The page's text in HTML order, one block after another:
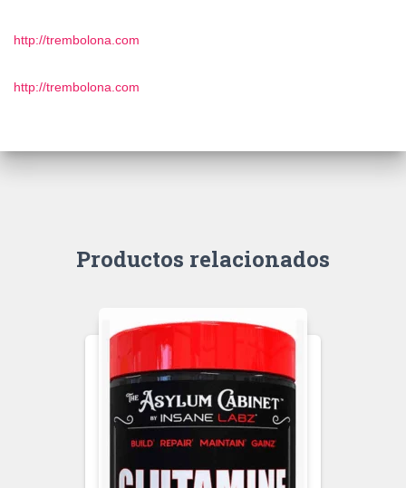
http://trembolona.com
http://trembolona.com
Productos relacionados